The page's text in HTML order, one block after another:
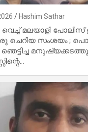
Hashim Sathar
വെച്ച് മലയാളി
ചെറിയ സംശയം ;